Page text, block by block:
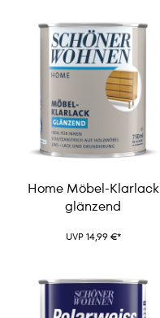
Home Möbel-Klarlack
glänzend
UVP 14,99 €*